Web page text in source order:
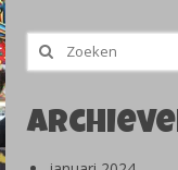
Zoeken
naar: